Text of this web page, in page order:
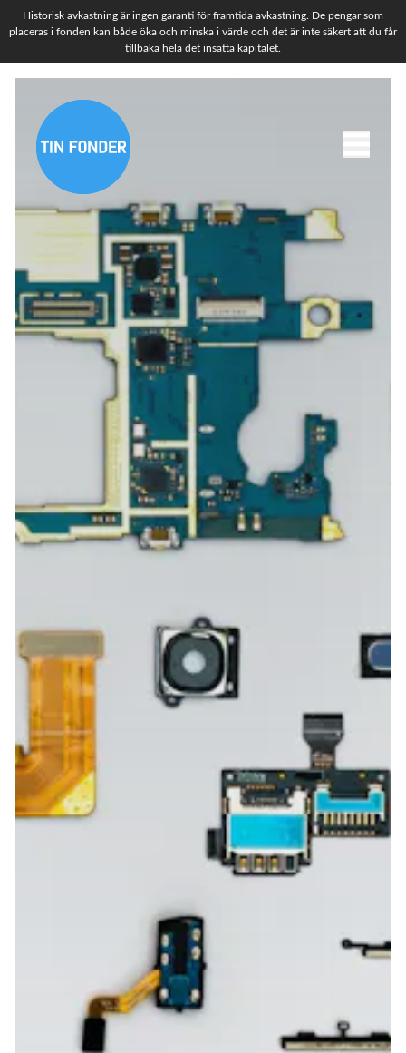
Historisk avkastning är ingen garanti för framtida avkastning. De pengar som
placeras i fonden kan både öka och minska i värde och det är inte säkert att du får
tillbaka hela det insatta kapitalet.